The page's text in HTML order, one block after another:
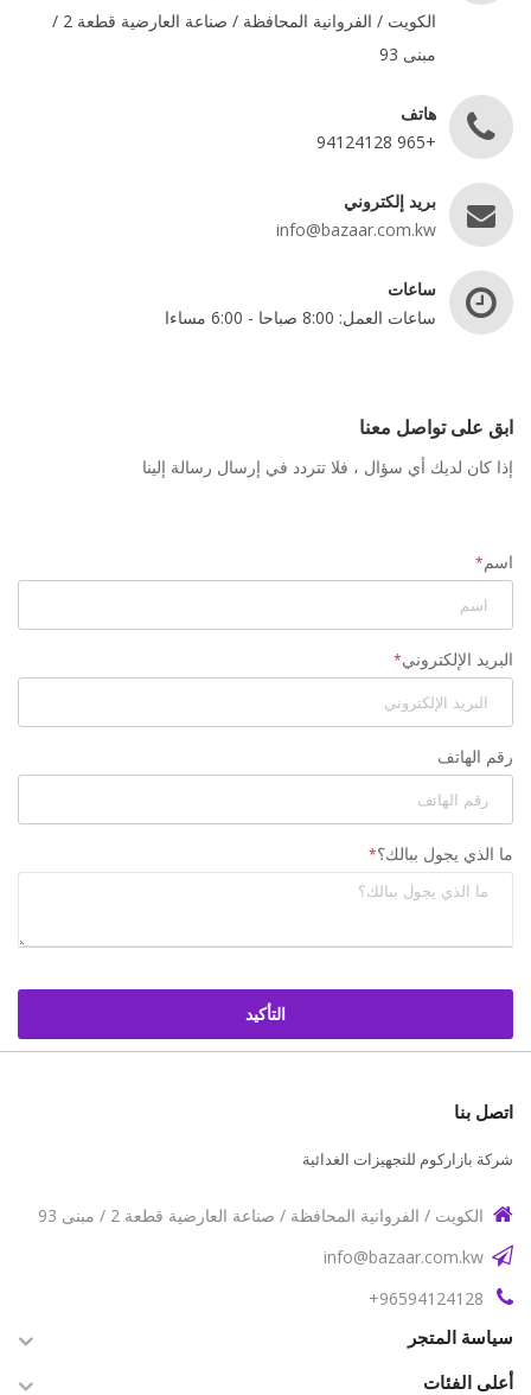
الكويت / الفروانية المحافظة / صناعة العارضية قطعة 2 /
مبنى 93
هاتف
+965 94124128
بريد إلكتروني
info@bazaar.com.kw
ساعات
ساعات العمل: 8:00 صباحا - 6:00 مساءا
ابق على تواصل معنا
إذا كان لديك أي سؤال ، فلا تتردد في إرسال رسالة إلينا
اسم
البريد الإلكتروني
رقم الهاتف
ما الذي يجول ببالك؟
التأكيد
اتصل بنا
شركة بازاركوم للتجهيزات الغدائية
الكويت / الفروانية المحافظة / صناعة العارضية قطعة 2 / مبنى 93
info@bazaar.com.kw
96594124128+
سياسة المتجر
أعلى الفئات